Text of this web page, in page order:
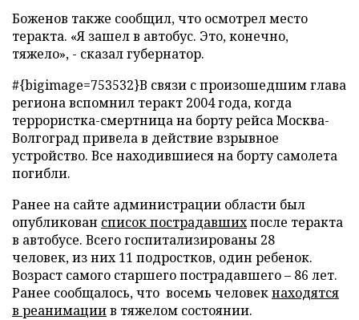
Боженов также сообщил, что осмотрел место
теракта. «Я зашел в автобус. Это, конечно,
тяжело», - сказал губернатор.
#{bigimage=753532}В связи с произошедшим глава
региона вспомнил теракт 2004 года, когда
террористка-смертница на борту рейса Москва-
Волгоград привела в действие взрывное
устройство. Все находившиеся на борту самолета
погибли.
Ранее на сайте администрации области был
опубликован список пострадавшихпосле теракта
в автобусе. Всегогоспитализированы 28
человек,из них 11 подростков, один ребенок.
Возраст самого старшего пострадавшего – 86 лет.
Ранее сообщалось, что восемь человекнаходятся
в реанимациив тяжелом состоянии.